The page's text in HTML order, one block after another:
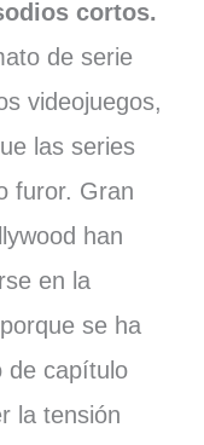
cortos.
de serie
videojuegos,
las series
furor. Gran
han
en la
se ha
de capítulo
la tensión